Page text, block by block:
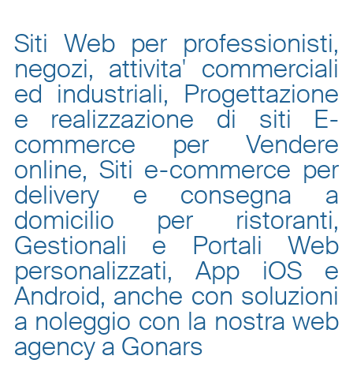
Siti Web per professionisti,
negozi, attivita' commerciali
ed industriali, Progettazione
e realizzazione di siti E-
commerce per Vendere
online, Siti e-commerce per
delivery e consegna a
domicilio per ristoranti,
Gestionali e Portali Web
personalizzati, App iOS e
Android, anche con soluzioni
a noleggio con la nostra web
agency a Gonars